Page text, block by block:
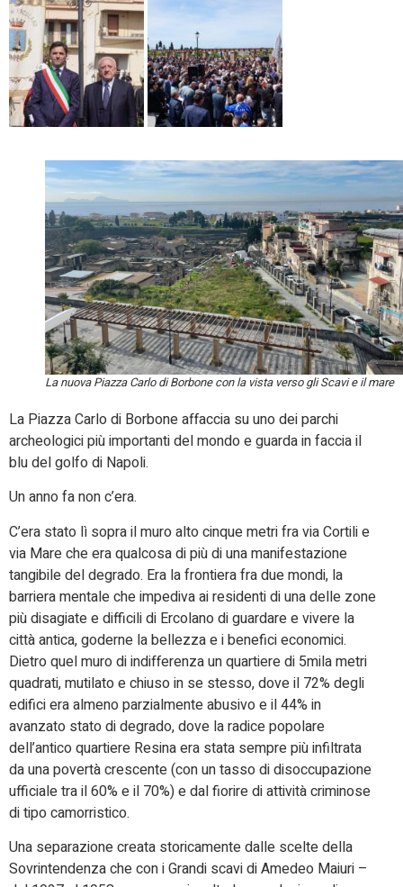
La nuova Piazza Carlo di Borbone con la vista verso gli Scavi e il mare
La Piazza Carlo di Borbone affaccia su uno dei parchi
archeologici più importanti del mondo e guarda in faccia il
blu del golfo di Napoli.
Un anno fa non c’era.
C’era stato lì sopra il muro alto cinque metri fra via Cortili e
via Mare che era qualcosa di più di una manifestazione
tangibile del degrado. Era la frontiera fra due mondi, la
barriera mentale che impediva ai residenti di una delle zone
più disagiate e difficili di Ercolano di guardare e vivere la
città antica, goderne la bellezza e i benefici economici.
Dietro quel muro di indifferenza un quartiere di 5mila metri
quadrati, mutilato e chiuso in se stesso, dove il 72% degli
edifici era almeno parzialmente abusivo e il 44% in
avanzato stato di degrado, dove la radice popolare
dell’antico quartiere Resina era stata sempre più infiltrata
da una povertà crescente (con un tasso di disoccupazione
ufficiale tra il 60% e il 70%) e dal fiorire di attività criminose
di tipo camorristico.
Una separazione creata storicamente dalle scelte della
Sovrintendenza che con i Grandi scavi di Amedeo Maiuri –